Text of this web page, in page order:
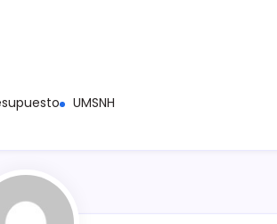
UMSNH